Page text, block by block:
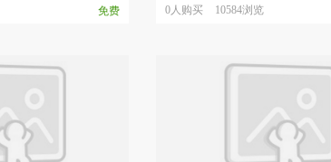
免费 0人购买 10584浏览